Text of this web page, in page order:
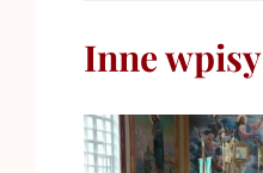
Inne wpisy